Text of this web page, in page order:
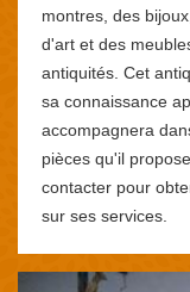
montres, des
d'art et des
antiquités. Cet
sa connaissance
accompagnera
pièces qu'il
contacter pour
sur ses services.